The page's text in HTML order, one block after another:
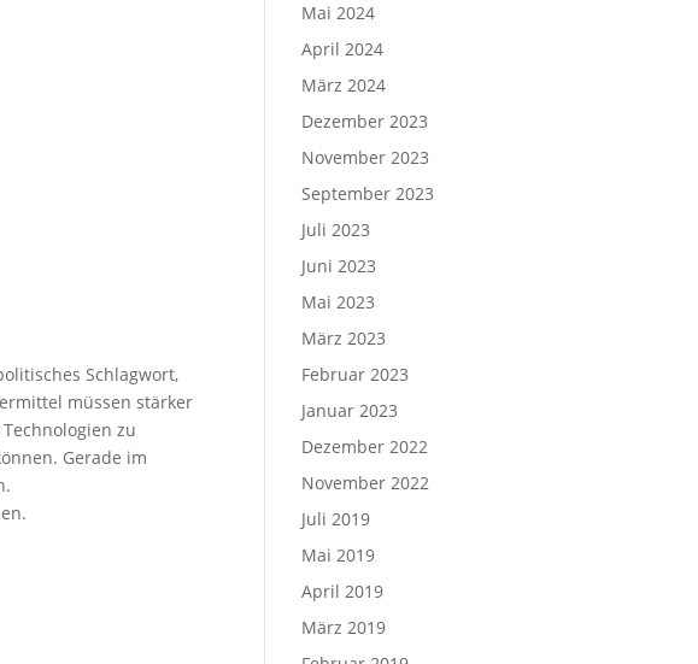
Schlagwort,
müssen stärker
zu
Gerade im
Mai 2024
April 2024
März 2024
Dezember 2023
November 2023
September 2023
Juli 2023
Juni 2023
Mai 2023
März 2023
Februar 2023
Januar 2023
Dezember 2022
November 2022
Juli 2019
Mai 2019
April 2019
März 2019